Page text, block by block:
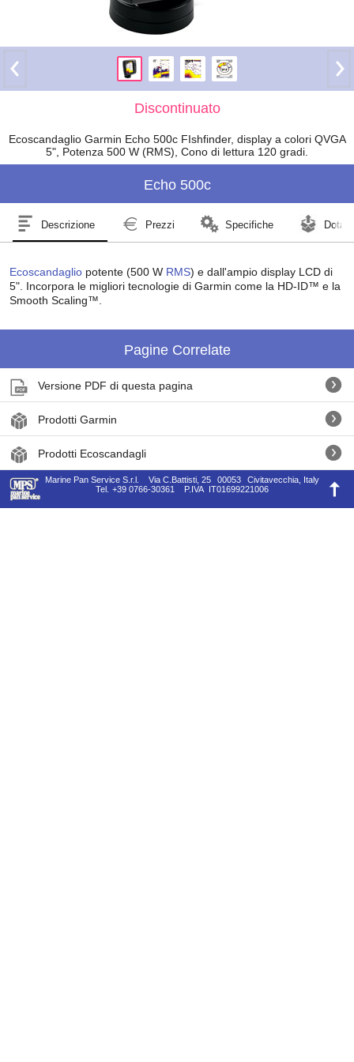
Discontinuato
Ecoscandaglio Garmin Echo 500c FIshfinder, display a colori QVGA
5", Potenza 500 W (RMS), Cono di lettura 120 gradi.
Echo 500c
Descrizione Prezzi Specifiche
Ecoscandaglio potente (500 W RMS) e dall'ampio display LCD di
5". Incorpora le migliori tecnologie di Garmin come la HD-ID™ e la
Smooth Scaling™.
Pagine Correlate
Versione PDF di questa pagina
Prodotti Garmin
Prodotti Ecoscandagli
Marine Pan Service S.r.l. Via C.Battisti, 25 00053
Civitavecchia, Italy
Tel.
+39 0766-30361 P.IVA IT01699221006